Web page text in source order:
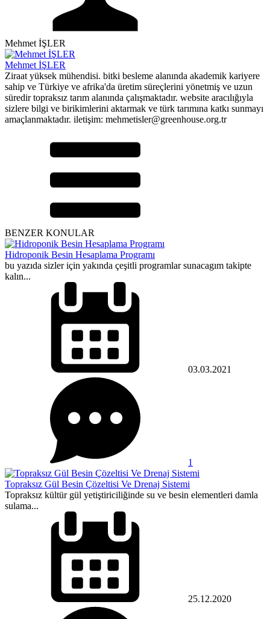
Mehmet İŞLER
Mehmet İŞLER
Ziraat yüksek mühendisi. bitki besleme alanında akademik kariyere
sahip ve Türkiye ve afrika'da üretim süreçlerini yönetmiş ve uzun
süredir topraksız tarım alanında çalışmaktadır. website aracılığıyla
sizlere bilgi ve birikimlerini aktarmak ve türk tarımına katkı sunmayı
amaçlanmaktadır. iletişim: mehmetisler@greenhouse.org.tr
BENZER KONULAR
Hidroponik Besin Hesaplama Programı
bu yazıda sizler için yakında çeşitli programlar sunacagım takipte
kalın...
03.03.2021
1
Topraksız Gül Besin Çözeltisi Ve Drenaj Sistemi
Topraksız kültür gül yetiştiriciliğinde su ve besin elementleri damla
sulama...
25.12.2020